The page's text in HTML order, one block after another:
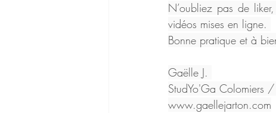
N’oubliez pas de
vidéos mises en ligne.
Bonne pratique et à
Gaëlle J.
StudYo'Ga Colomiers
www.gaellejarton.com